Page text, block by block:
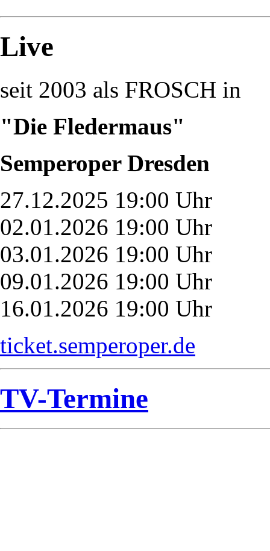
Live
seit 2003 als FROSCH in
"Die Fledermaus"
Semperoper Dresden
27.12.2025 19:00 Uhr
02.01.2026 19:00 Uhr
03.01.2026 19:00 Uhr
09.01.2026 19:00 Uhr
16.01.2026 19:00 Uhr
ticket.semperoper.de
TV-Termine